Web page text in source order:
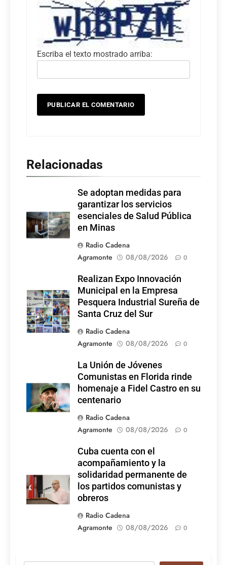
Escriba el texto mostrado arriba:
Relacionadas
Se adoptan medidas para
garantizar los servicios
esenciales de Salud Pública
en Minas
Radio Cadena
Agramonte
08/08/2026 0
Realizan Expo Innovación
Municipal en la Empresa
Pesquera Industrial Sureña de
Santa Cruz del Sur
Radio Cadena
Agramonte
08/08/2026 0
La Unión de Jóvenes
Comunistas en Florida rinde
homenaje a Fidel Castro en su
centenario
Radio Cadena
Agramonte
08/08/2026 0
Cuba cuenta con el
acompañamiento y la
solidaridad permanente de
los partidos comunistas y
obreros
Radio Cadena
Agramonte
08/08/2026 0